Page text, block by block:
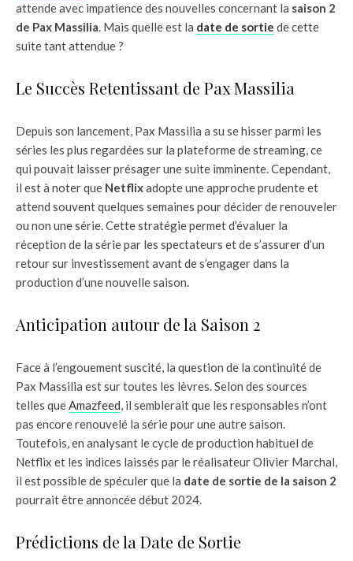
attende avec impatience des nouvelles concernant la saison 2
de Pax Massilia. Mais quelle est la date de sortie de cette
suite tant attendue ?
Le Succès Retentissant de Pax Massilia
Depuis son lancement, Pax Massilia a su se hisser parmi les
séries les plus regardées sur la plateforme de streaming, ce
qui pouvait laisser présager une suite imminente. Cependant,
il est à noter que Netflixadopte une approche prudente et
attend souvent quelques semaines pour décider de renouveler
ou non une série. Cette stratégie permet d’évaluer la
réception de la série par les spectateurs et de s’assurer d’un
retour sur investissement avant de s’engager dans la
production d’une nouvelle saison.
Anticipation autour de la Saison 2
Face à l’engouement suscité, la question de la continuité de
Pax Massilia est sur toutes les lèvres. Selon des sources
telles queAmazfeed, il semblerait que les responsables n’ont
pas encore renouvelé la série pour une autre saison.
Toutefois, en analysant le cycle de production habituel de
Netflix et les indices laissés par le réalisateur Olivier Marchal,
il est possible de spéculer que la date de sortie de la saison 2
pourrait être annoncée début 2024.
Prédictions de la Date de Sortie